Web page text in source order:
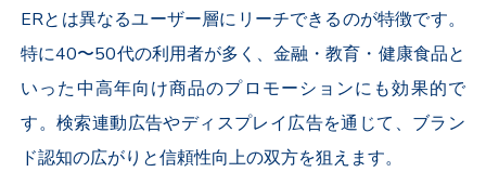
ERとは異なるユーザー層にリーチできるのが特徴です。
特に40〜50代の利用者が多く、金融・教育・健康食品と
いった中高年向け商品のプロモーションにも効果的で
す。検索連動広告やディスプレイ広告を通じて、ブラン
ド認知の広がりと信頼性向上の双方を狙えます。